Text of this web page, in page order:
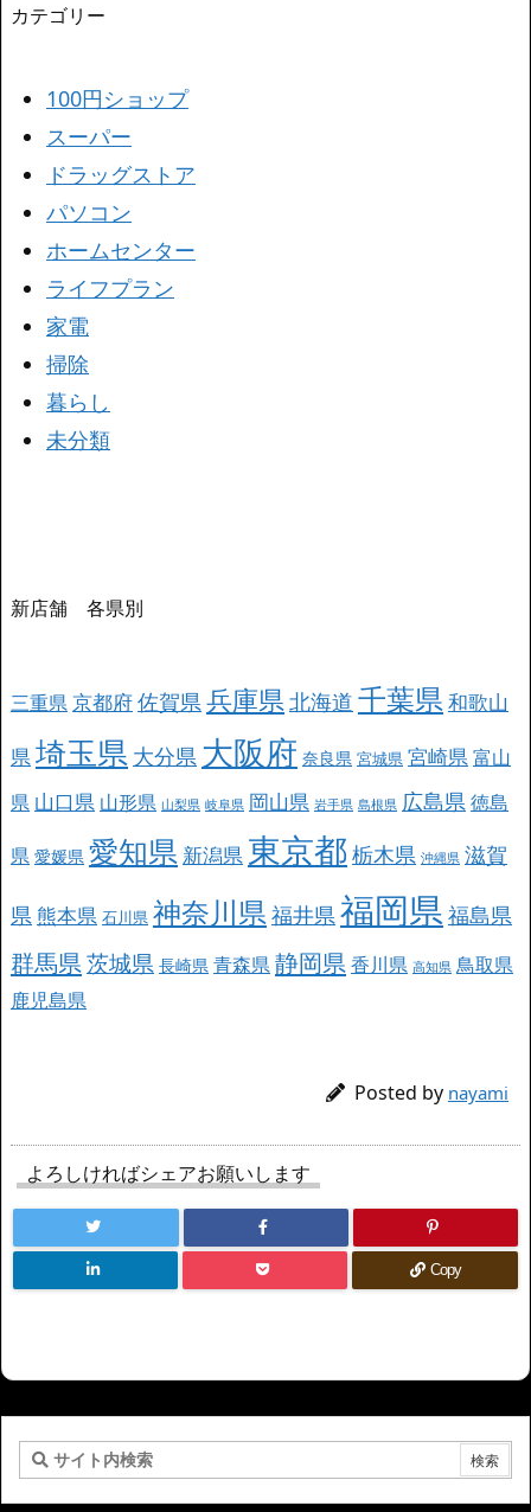
カテゴリー
100円ショップ
スーパー
ドラッグストア
パソコン
ホームセンター
ライフプラン
家電
掃除
暮らし
未分類
新店舗 各県別
三重県京都府佐賀県 兵庫県北海道 千葉県 和歌山
県 埼玉県 大分県 大阪府 奈良県 宮城県 宮崎県 富山
県 山口県 山形県 山梨県 岐阜県 岡山県 岩手県 島根県 広島県 徳島
県 愛媛県 愛知県 新潟県 東京都 栃木県 沖縄県 滋賀
県 熊本県 石川県 神奈川県 福井県 福岡県福島県
群馬県茨城県 長崎県 青森県静岡県 香川県 高知県 鳥取県
鹿児島県
Posted by nayami
よろしければシェアお願いします
Copy